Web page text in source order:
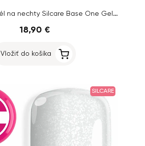
UV stavebný gél na nechty Silcare Base One Gel – Shimmer Misty Rose, 50g
18,90 €
Vložiť do košíka
SILCARE